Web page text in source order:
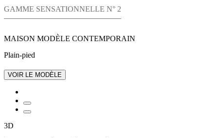
GAMME SENSATIONNELLE N° 2
MAISON MODÈLE CONTEMPORAIN
Plain-pied
VOIR LE MODÈLE
3D